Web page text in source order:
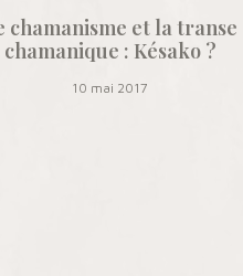
chamanisme et la transe
chamanique : Késako ?
10 mai 2017